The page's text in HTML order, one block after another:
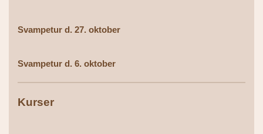
Svampetur d. 27. oktober
Svampetur d. 6. oktober
Kurser